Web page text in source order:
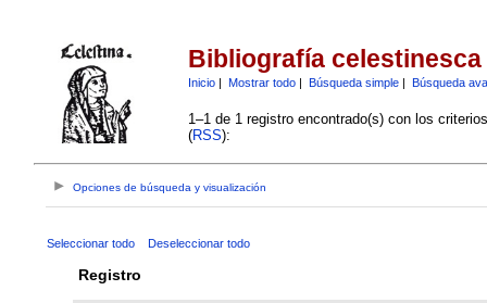
Bibliografía celestinesca
Inicio| Mostrar todo| Búsqueda simple| Búsqueda
1–1 de 1 registro encontrado(s) con los
(RSS):
Opciones de búsqueda y visualización
Seleccionar todo Deseleccionar todo
Registro